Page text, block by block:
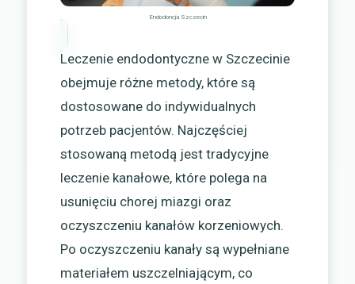
Endodoncja Szczecin
Leczenie endodontyczne w Szczecinie
obejmuje różne metody, które są
dostosowane do indywidualnych
potrzeb pacjentów. Najczęściej
stosowaną metodą jest tradycyjne
leczenie kanałowe, które polega na
usunięciu chorej miazgi oraz
oczyszczeniu kanałów korzeniowych.
Po oczyszczeniu kanały są wypełniane
materiałem uszczelniającym, co